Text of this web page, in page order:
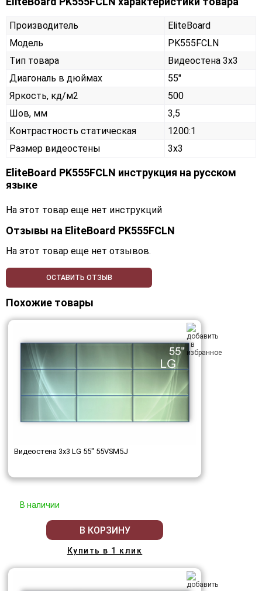
Производитель
EliteBoard
Модель
PK555FCLN
Тип товара
Видеостена 3х3
Диагональ в дюймах
55"
Яркость, кд/м2
500
Шов, мм
3,5
Контрастность статическая
1200:1
Размер видеостены
3x3
EliteBoard PK555FCLN инструкция на русском
языке
На этот товар еще нет инструкций
Отзывы на EliteBoard PK555FCLN
На этот товар еще нет отзывов.
ОСТАВИТЬ ОТЗЫВ
Похожие товары
Видеостена 3x3 LG 55" 55VSM5J
В наличии
В КОРЗИНУ
Купить в 1 клик